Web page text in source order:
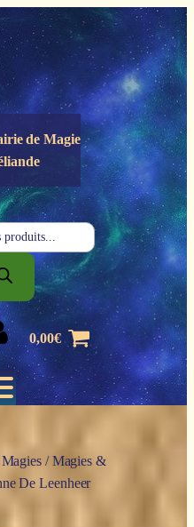
deMagie
0,00€
/Magies &
De Leenheer